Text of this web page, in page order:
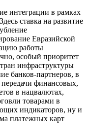
интеграции в рамках
ставка на развитие
Евразийской
работы
особый приоритет
инфраструктуры
банков-партнеров, в
передачи финансовых,
в нацвалютах,
товарами в
индикаторов, ну и
платежных карт